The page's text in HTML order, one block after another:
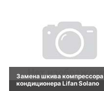
Замена шкива компрессора
кондиционера Lifan Solano